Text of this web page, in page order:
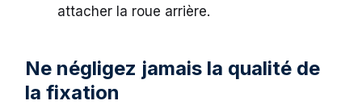
attacher la roue arrière.
Ne négligez jamais la qualité de
la fixation